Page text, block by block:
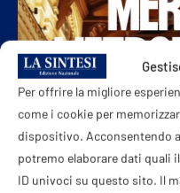
Per offrire la migliore
come i cookie per
dispositivo. Acconsentendo
potremo elaborare dati quali
ID univoci su questo sito. Il